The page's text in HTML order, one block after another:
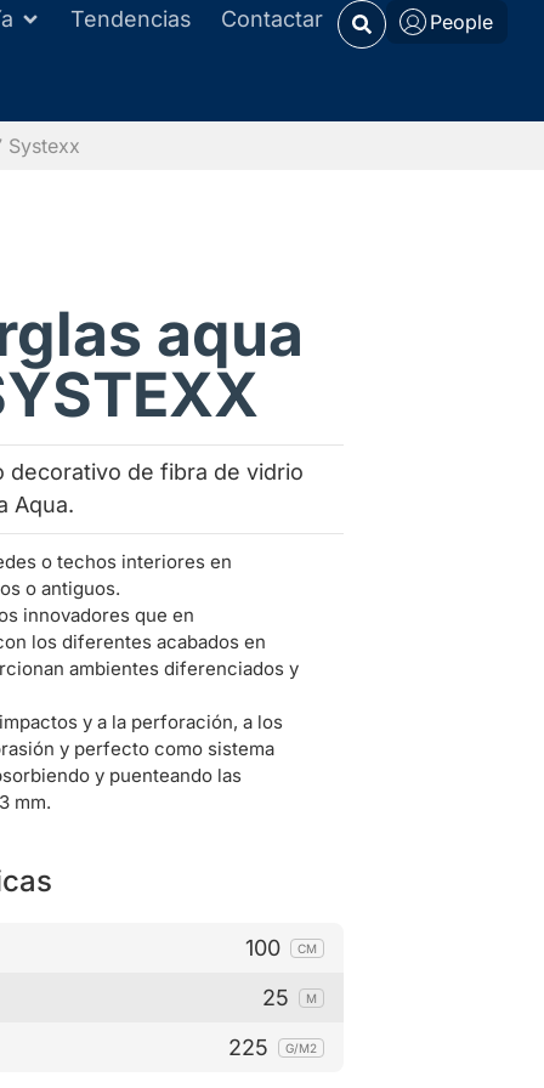
Tendencias Contactar People
Systexx
aqua
decorativo de fibra de vidrio
Aqua.
o techos interiores en
o antiguos.
innovadores que en
los diferentes acabados en
ambientes diferenciados y
y a la perforación, a los
y perfecto como sistema
y puenteando las
mm.
100 CM
25 M
225 G/M2